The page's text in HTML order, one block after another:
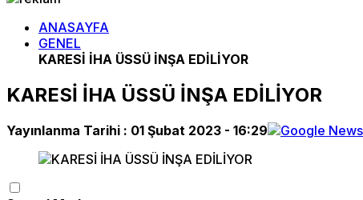
ANASAYFA
GENEL
KARESİ İHA ÜSSÜ İNŞA EDİLİYOR
KARESİ İHA ÜSSÜ İNŞA EDİLİYOR
Yayınlanma Tarihi : 01 Şubat 2023 - 16:29